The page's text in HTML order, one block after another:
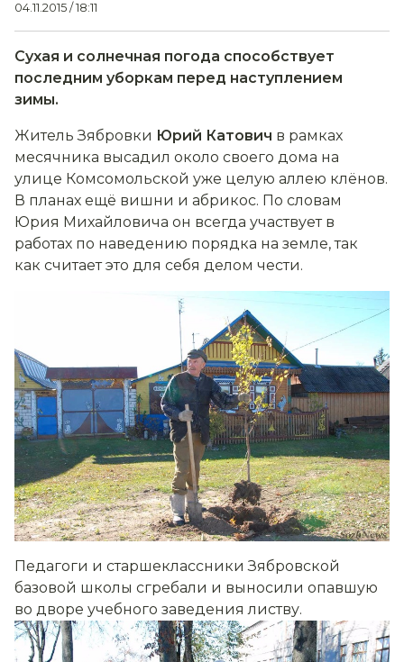
04.11.2015 / 18:11
Сухая и солнечная погода способствует
последним уборкам перед наступлением
зимы.
Житель Зябровки Юрий Катович в рамках
месячника высадил около своего дома на
улице Комсомольской уже целую аллею клёнов.
В планах ещё вишни и абрикос. По словам
Юрия Михайловича он всегда участвует в
работах по наведению порядка на земле, так
как считает это для себя делом чести.
Педагоги и старшеклассники Зябровской
базовой школы сгребали и выносили опавшую
во дворе учебного заведения листву.